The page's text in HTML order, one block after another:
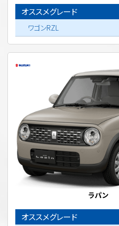
オススメグレード
ワゴンRZL
ラパン
オススメグレード